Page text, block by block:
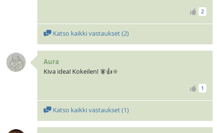
2
Katso kaikki vastaukset (2)
Aura
Kiva idea! Kokeilen! 🧚👍🔆
1
Katso kaikki vastaukset (1)